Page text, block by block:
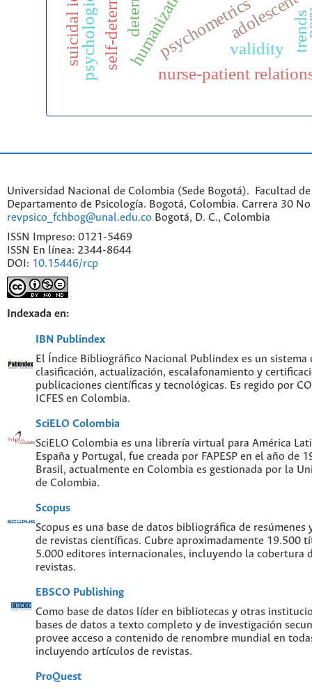
psychometrics
nurse-patient
validity trends
Universidad Nacional de Colombia (Sede Bogotá). Facultad de
Departamento de Psicología. Bogotá, Colombia. Carrera 30
revpsico_fchbog@unal.edu.co Bogotá, D. C., Colombia
ISSN Impreso: 0121-5469
ISSN En línea: 2344-8644
DOI: 10.15446/rcp
Indexada en:
IBN Publindex
El Índice Bibliográfico Nacional Publindex es un
clasificación, actualización, escalafonamiento y
publicaciones científicas y tecnológicas. Es regido por
ICFES en Colombia.
SciELO Colombia
SciELO Colombia es una librería virtual para América
España y Portugal, fue creada por FAPESP en el año de
Brasil, actualmente en Colombia es gestionada por la
de Colombia.
Scopus
Scopus es una base de datos bibliográfica de
de revistas científicas. Cubre aproximadamente 19.500
5.000 editores internacionales, incluyendo la cobertura
revistas.
EBSCO Publishing
Como base de datos líder en bibliotecas y otras
bases de datos a texto completo y de investigación
provee acceso a contenido de renombre mundial en
incluyendo artículos de revistas.
ProQuest